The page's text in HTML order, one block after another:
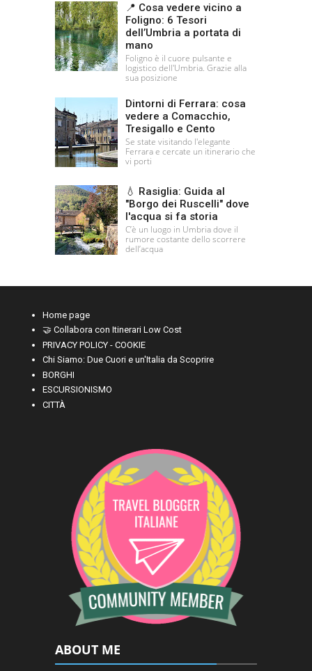
📍 Cosa vedere vicino a
Foligno: 6 Tesori
dell’Umbria a portata di
mano
Foligno è il cuore pulsante e
logistico dell'Umbria. Grazie alla
sua posizione
Dintorni di Ferrara: cosa
vedere a Comacchio,
Tresigallo e Cento
Se state visitando l'elegante
Ferrara e cercate un itinerario che
vi porti
💧 Rasiglia: Guida al
"Borgo dei Ruscelli" dove
l'acqua si fa storia
C’è un luogo in Umbria dove il
rumore costante dello scorrere
dell’acqua
Home page
🤝 Collabora con Itinerari Low Cost
PRIVACY POLICY - COOKIE
Chi Siamo: Due Cuori e un'Italia da Scoprire
BORGHI
ESCURSIONISMO
CITTÀ
ABOUT ME